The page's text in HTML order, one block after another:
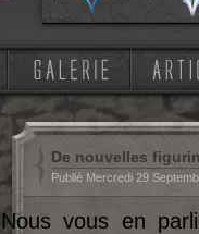
De nouvelles
Publié Mercredi 29
Nous vous en